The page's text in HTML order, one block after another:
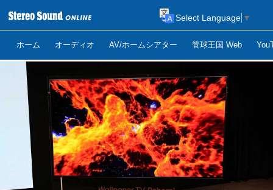
ホーム オーディオ AV/ホームシアター 管球王国 Web
Select Language ▼